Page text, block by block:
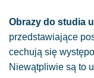
Obrazy do studia
przedstawiające
cechują się
Niewątpliwie są to